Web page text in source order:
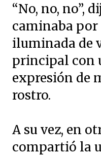
“No, no, no”,
caminaba por
iluminada de
principal con
expresión de
rostro.
A su vez, en
compartió la